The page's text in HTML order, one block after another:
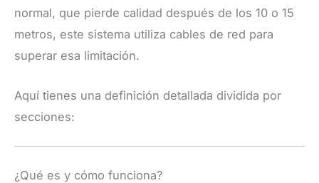
normal, que pierde calidad después de los 10 o 15
metros, este sistema utiliza cables de red para
superar esa limitación.
Aquí tienes una definición detallada dividida por
secciones:
¿Qué es y cómo funciona?